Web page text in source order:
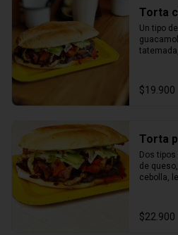
Torta
Un tipo
$19.900
Torta
Dos
de
cebolla,
$22.900